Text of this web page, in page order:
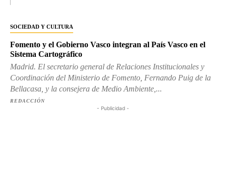
SOCIEDAD Y CULTURA
Fomento y el Gobierno Vasco integran al País Vasco en el
Sistema Cartográfico
Madrid. El secretario general de Relaciones Institucionales y
Coordinación del Ministerio de Fomento, Fernando Puig de la
Bellacasa, y la consejera de Medio Ambiente,...
REDACCIÓN
- Publicidad -